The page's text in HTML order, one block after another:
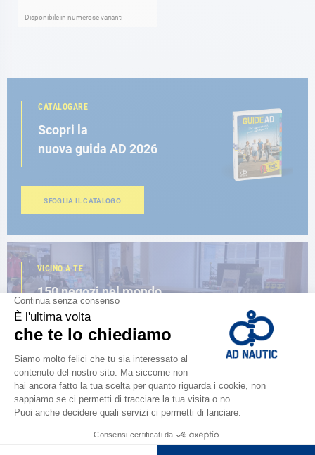
Disponibile in numerose varianti
CATALOGARE
Scopri la
nuova guida AD 2026
SFOGLIA IL CATALOGO
VICINO A TE
150 negozi nel mondo,
la forza di una rete
TROVA UN NEGOZIO
Soddisfatto o rimborsato